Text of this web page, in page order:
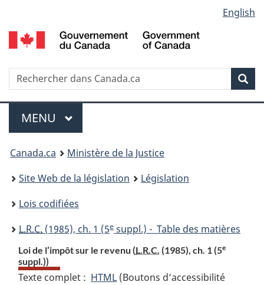
au
contenu
propos
de
la
HTML
simplifiée
selection
English
Recherche
Menu
MENU PRINCIPAL
You
are
here:
Canada.ca
Ministère de la Justice
Site Web de la législation
Législation
Lois codifiées
L.R.C. (1985), ch. 1 (5e suppl.) - Table des matières
Loi de l’impôt sur le revenu (L.R.C. (1985), ch. 1 (5e
suppl.))
Texte complet : HTML Texte
(Boutons d’accessibilité